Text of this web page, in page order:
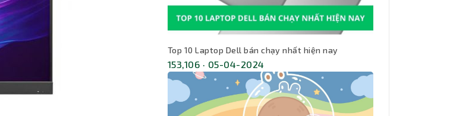
Top 10 Laptop Dell bán chạy nhất hiện nay
153,106 · 05-04-2024